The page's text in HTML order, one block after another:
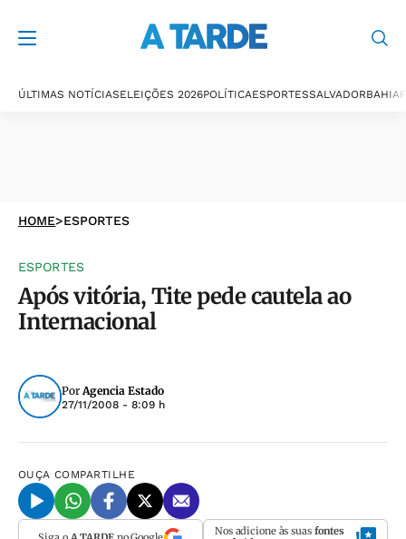
ÚLTIMAS NOTÍCIASELEIÇÕES 2026POLÍTICAESPORTESSALVADORBAHIA
HOME>ESPORTES
ESPORTES
Após vitória, Tite pede cautela ao
Internacional
PorAgencia Estado
27/11/2008 - 8:09 h
OUÇA COMPARTILHE
Nos adicione às suas fontes